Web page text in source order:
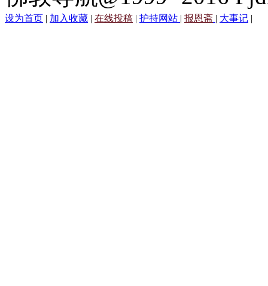
设为首页 | 加入收藏 | 在线投稿 | 护持网站 | 报恩斋 | 大事记 |